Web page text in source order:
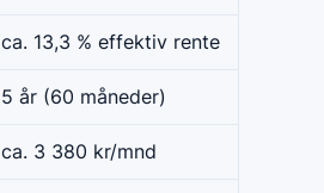
ca. 13,3 % effektiv rente
5 år (60 måneder)
ca. 3 380 kr/mnd